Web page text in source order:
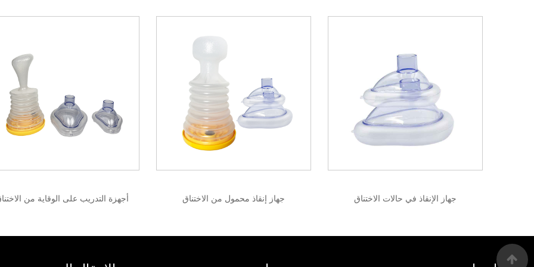
أجهزة التدريب على الوقاية من جهاز إنقاذ محمول من الاختناق جهاز الإنقاذ في حالات الاختناق